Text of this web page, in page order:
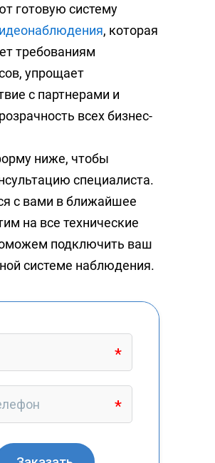
готовую систему
, которая
требованиям
упрощает
с партнерами и
всех бизнес-
ниже, чтобы
специалиста.
с вами в ближайшее
на все технические
подключить ваш
системе наблюдения.